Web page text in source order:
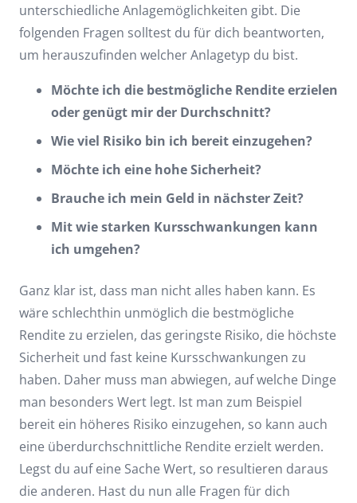
unterschiedliche Anlagemöglichkeiten gibt. Die
folgenden Fragen solltest du für dich beantworten,
um herauszufinden welcher Anlagetyp du bist.
Möchte ich die bestmögliche Rendite erzielen
oder genügt mir der Durchschnitt?
Wie viel Risiko bin ich bereit einzugehen?
Möchte ich eine hohe Sicherheit?
Brauche ich mein Geld in nächster Zeit?
Mit wie starken Kursschwankungen kann
ich umgehen?
Ganz klar ist, dass man nicht alles haben kann. Es
wäre schlechthin unmöglich die bestmögliche
Rendite zu erzielen, das geringste Risiko, die höchste
Sicherheit und fast keine Kursschwankungen zu
haben. Daher muss man abwiegen, auf welche Dinge
man besonders Wert legt. Ist man zum Beispiel
bereit ein höheres Risiko einzugehen, so kann auch
eine überdurchschnittliche Rendite erzielt werden.
Legst du auf eine Sache Wert, so resultieren daraus
die anderen. Hast du nun alle Fragen für dich